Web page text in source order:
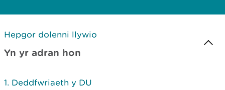
Hepgor dolenni llywio
Yn yr adran hon
Deddfwriaeth y DU